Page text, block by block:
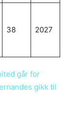
38 2027
går for
gikk til